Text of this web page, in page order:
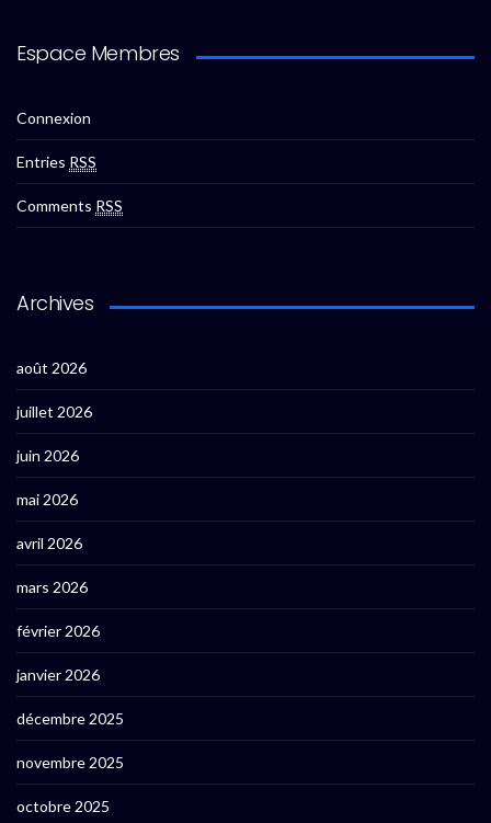
Espace Membres
Connexion
Entries RSS
Comments RSS
Archives
août 2026
juillet 2026
juin 2026
mai 2026
avril 2026
mars 2026
février 2026
janvier 2026
décembre 2025
novembre 2025
octobre 2025